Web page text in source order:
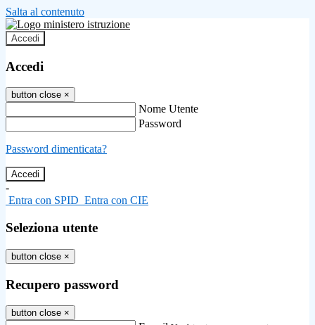
Salta al contenuto
Accedi
Accedi
button close ×
Nome Utente
Password
Password dimenticata?
-
Entra con SPID Entra con CIE
Seleziona utente
button close ×
Recupero password
button close ×